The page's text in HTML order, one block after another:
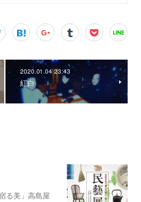
2020.01.04 23:43
紅白
る美」高島屋